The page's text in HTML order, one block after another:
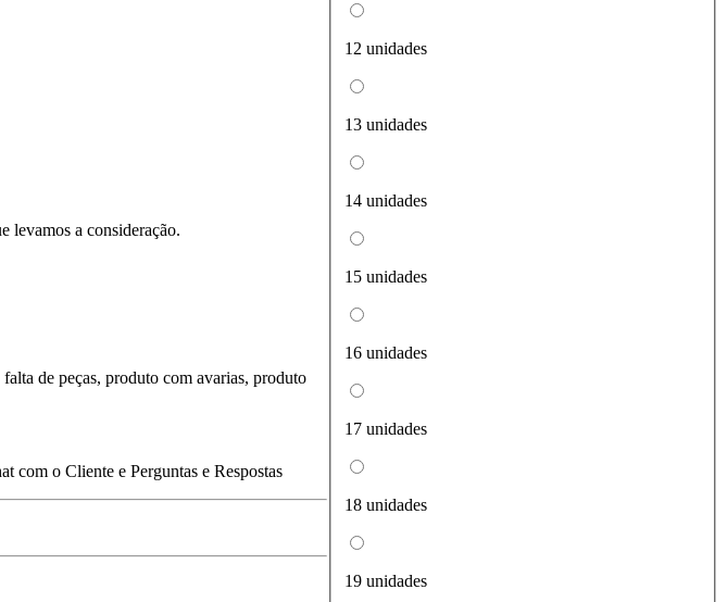
levamos a consideração.
de peças, produto com avarias, produto
com o Cliente e Perguntas e Respostas
12 unidades
13 unidades
14 unidades
15 unidades
16 unidades
17 unidades
18 unidades
19 unidades